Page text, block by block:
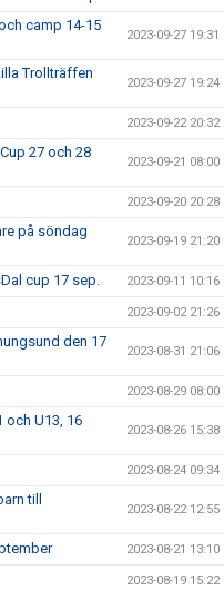
camp 14-15
2023-09-27 19:31
Trollträffen
2023-09-27 19:24
2023-09-22 20:32
27 och 28
2023-09-21 08:00
2023-09-20 20:28
på söndag
2023-09-19 21:20
cup 17 sep. 2023-09-11 10:16
2023-09-02 21:26
den 17
2023-08-31 21:06
2023-08-29 08:00
och U13, 16
2023-08-26 15:38
2023-08-24 09:34
till
2023-08-22 12:55
2023-08-21 13:10
2023-08-19 15:22